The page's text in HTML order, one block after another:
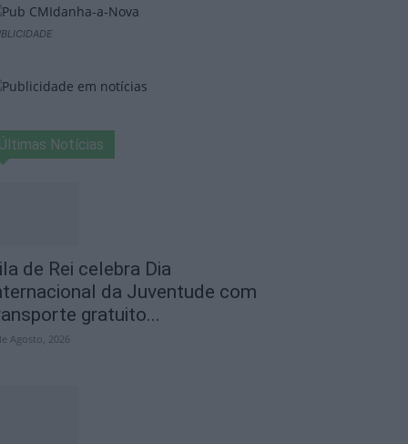
Últimas Notícias
de Rei celebra Dia
da Juventude com
gratuito...
Agosto, 2026